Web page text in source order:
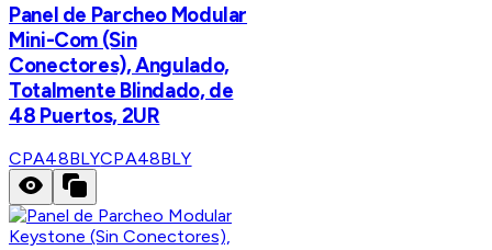
Panel de Parcheo Modular
Mini-Com (Sin
Conectores), Angulado,
Totalmente Blindado, de
48 Puertos, 2UR
CPA48BLYCPA48BLY